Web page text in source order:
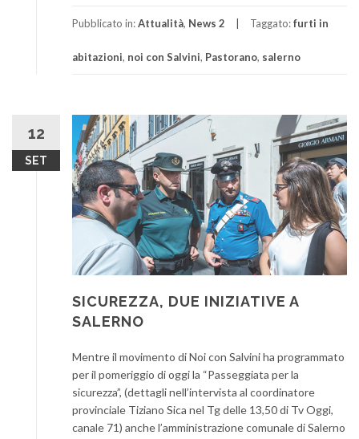
Pubblicato in:Attualità, News 2 Taggato:furti in
abitazioni, noi con Salvini, Pastorano, salerno
12
SET
SICUREZZA, DUE INIZIATIVE A
SALERNO
Mentre il movimento di Noi con Salvini ha programmato
per il pomeriggio di oggi la “Passeggiata per la
sicurezza”, (dettagli nell’intervista al coordinatore
provinciale Tiziano Sica nel Tg delle 13,50 di Tv Oggi,
canale 71) anche l’amministrazione comunale di Salerno